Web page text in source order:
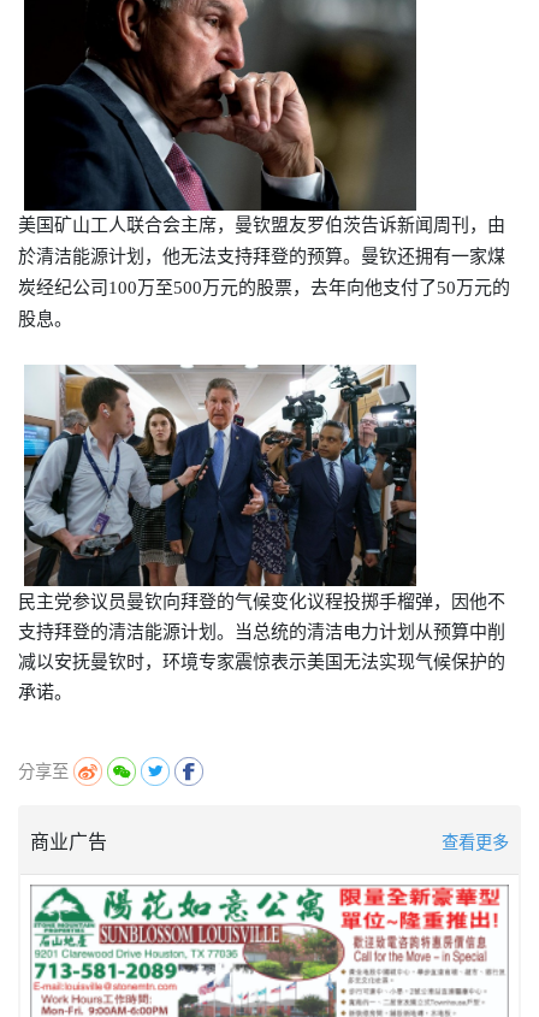
美国矿山工人联合会主席，曼钦盟友罗伯茨告诉新闻周刊，由
於清洁能源计划，他无法支持拜登的预算。曼钦还拥有一家煤
炭经纪公司 100万至500万元的股票，去年向他支付了50万元的
股息。
民主党参议员曼钦向拜登的气候变化议程投掷手榴弹，因他不
支持拜登的清洁能源计划。当总统的清洁电力计划从预算中削
减以安抚曼钦时，环境专家震惊表示美国无法实现气候保护的
承诺。
分享至
商业广告 查看更多